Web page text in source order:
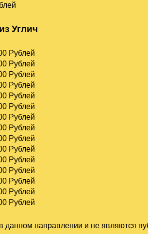
Углич
Рублей
Рублей
Рублей
Рублей
Рублей
Рублей
Рублей
Рублей
Рублей
Рублей
Рублей
Рублей
Рублей
Рублей
Рублей
данном направлении и не являются